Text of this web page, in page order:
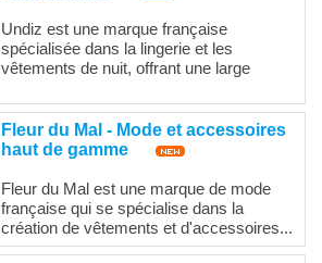
Undiz est une marque française
spécialisée dans la lingerie et les
vêtements de nuit, offrant une large
Fleur du Mal - Mode et accessoires
haut de gamme
Fleur du Mal est une marque de mode
française qui se spécialise dans la
création de vêtements et d'accessoires...